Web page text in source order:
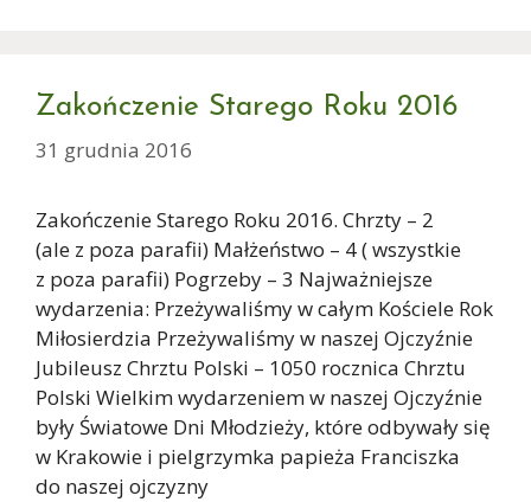
Zakończenie Starego Roku 2016
31 grudnia 2016
Zakończenie Starego Roku 2016. Chrzty – 2
(ale z poza parafii) Małżeństwo – 4 ( wszystkie
z poza parafii) Pogrzeby – 3 Najważniejsze
wydarzenia: Przeżywaliśmy w całym Kościele Rok
Miłosierdzia Przeżywaliśmy w naszej Ojczyźnie
Jubileusz Chrztu Polski – 1050 rocznica Chrztu
Polski Wielkim wydarzeniem w naszej Ojczyźnie
były Światowe Dni Młodzieży, które odbywały się
w Krakowie i pielgrzymka papieża Franciszka
do naszej ojczyzny